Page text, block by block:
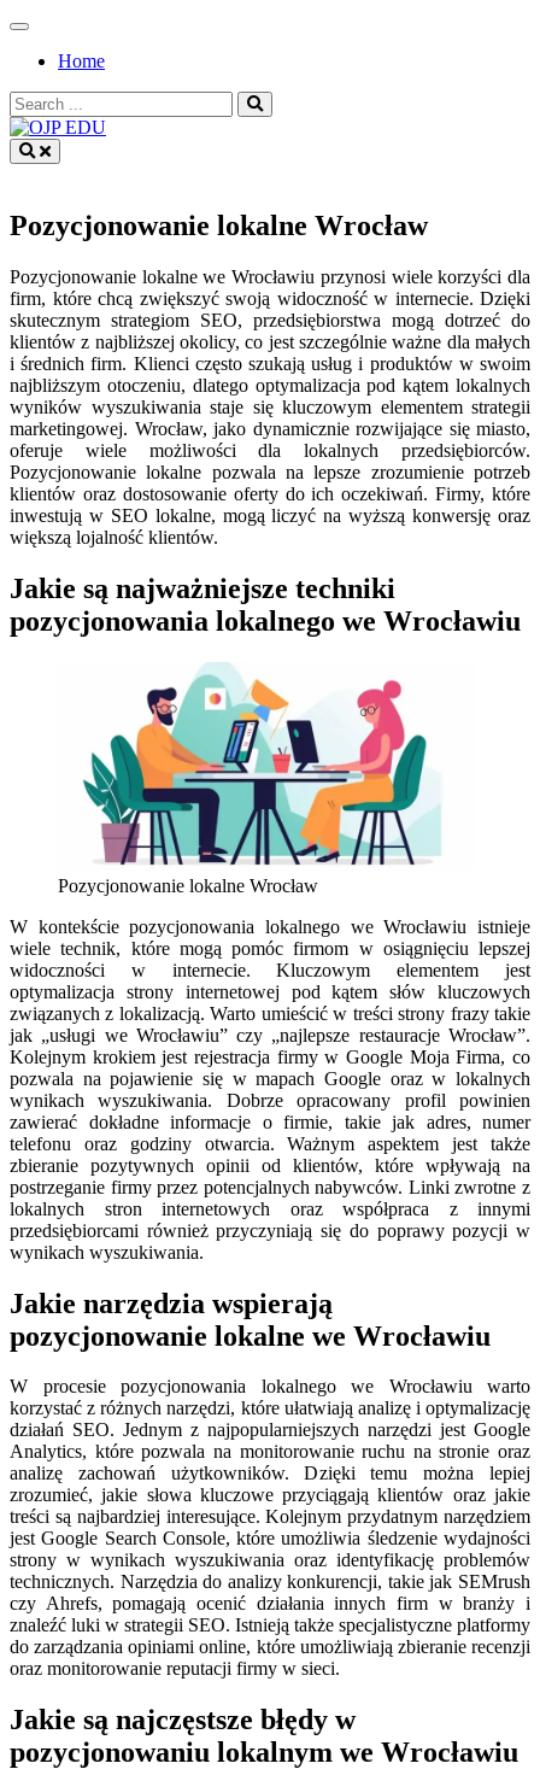
Skip
contentHome
Search
for:
Pozycjonowanie lokalne Wrocław
Pozycjonowanie lokalne we Wrocławiu przynosi wiele korzyści dla
firm, które chcą zwiększyć swoją widoczność w internecie. Dzięki
skutecznym strategiom SEO, przedsiębiorstwa mogą dotrzeć do
klientów z najbliższej okolicy, co jest szczególnie ważne dla małych
i średnich firm. Klienci często szukają usług i produktów w swoim
najbliższym otoczeniu, dlatego optymalizacja pod kątem lokalnych
wyników wyszukiwania staje się kluczowym elementem strategii
marketingowej. Wrocław, jako dynamicznie rozwijające się miasto,
oferuje wiele możliwości dla lokalnych przedsiębiorców.
Pozycjonowanie lokalne pozwala na lepsze zrozumienie potrzeb
klientów oraz dostosowanie oferty do ich oczekiwań. Firmy, które
inwestują w SEO lokalne, mogą liczyć na wyższą konwersję oraz
większą lojalność klientów.
Jakie są najważniejsze techniki
pozycjonowania lokalnego we Wrocławiu
Pozycjonowanie lokalne Wrocław
W kontekście pozycjonowania lokalnego we Wrocławiu istnieje
wiele technik, które mogą pomóc firmom w osiągnięciu lepszej
widoczności w internecie. Kluczowym elementem jest
optymalizacja strony internetowej pod kątem słów kluczowych
związanych z lokalizacją. Warto umieścić w treści strony frazy takie
jak „usługi we Wrocławiu” czy „najlepsze restauracje Wrocław”.
Kolejnym krokiem jest rejestracja firmy w Google Moja Firma, co
pozwala na pojawienie się w mapach Google oraz w lokalnych
wynikach wyszukiwania. Dobrze opracowany profil powinien
zawierać dokładne informacje o firmie, takie jak adres, numer
telefonu oraz godziny otwarcia. Ważnym aspektem jest także
zbieranie pozytywnych opinii od klientów, które wpływają na
postrzeganie firmy przez potencjalnych nabywców. Linki zwrotne z
lokalnych stron internetowych oraz współpraca z innymi
przedsiębiorcami również przyczyniają się do poprawy pozycji w
wynikach wyszukiwania.
Jakie narzędzia wspierają
pozycjonowanie lokalne we Wrocławiu
W procesie pozycjonowania lokalnego we Wrocławiu warto
korzystać z różnych narzędzi, które ułatwiają analizę i optymalizację
działań SEO. Jednym z najpopularniejszych narzędzi jest Google
Analytics, które pozwala na monitorowanie ruchu na stronie oraz
analizę zachowań użytkowników. Dzięki temu można lepiej
zrozumieć, jakie słowa kluczowe przyciągają klientów oraz jakie
treści są najbardziej interesujące. Kolejnym przydatnym narzędziem
jest Google Search Console, które umożliwia śledzenie wydajności
strony w wynikach wyszukiwania oraz identyfikację problemów
technicznych. Narzędzia do analizy konkurencji, takie jak SEMrush
czy Ahrefs, pomagają ocenić działania innych firm w branży i
znaleźć luki w strategii SEO. Istnieją także specjalistyczne platformy
do zarządzania opiniami online, które umożliwiają zbieranie recenzji
oraz monitorowanie reputacji firmy w sieci.
Jakie są najczęstsze błędy w
pozycjonowaniu lokalnym we Wrocławiu